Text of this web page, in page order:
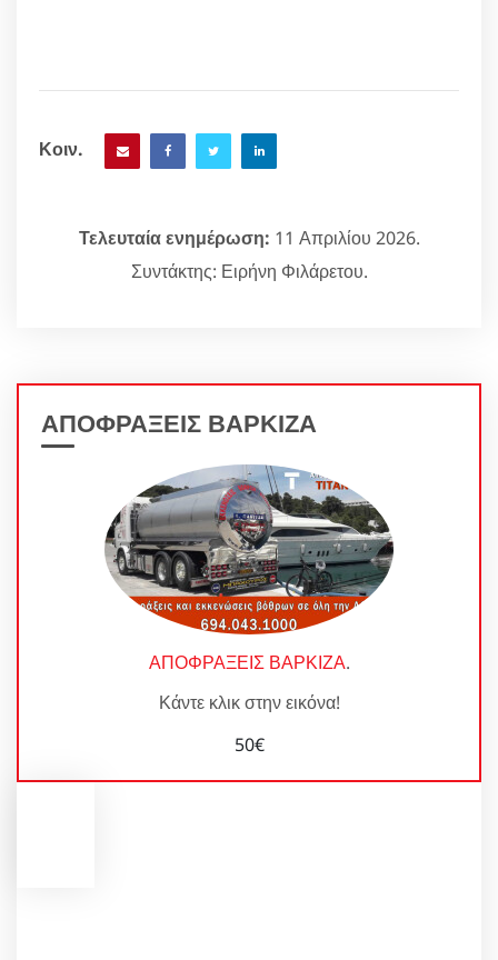
Κοιν.
Τελευταία ενημέρωση: 11 Απριλίου 2026.
Συντάκτης: Ειρήνη Φιλάρετου.
ΑΠΟΦΡΑΞΕΙΣ ΒΑΡΚΙΖΑ
ΑΠΟΦΡΑΞΕΙΣ ΒΑΡΚΙΖΑ.
Κάντε κλικ στην εικόνα!
50€